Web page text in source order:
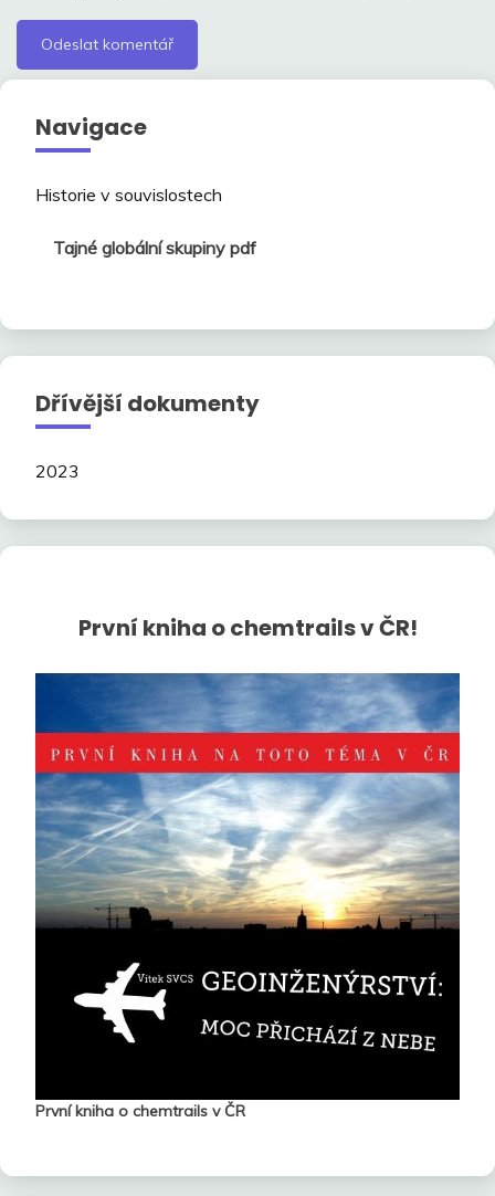
Navigace
Historie v souvislostech
Tajné globální skupiny pdf
Dřívější dokumenty
2023
První kniha o chemtrails v ČR!
První kniha o chemtrails v ČR